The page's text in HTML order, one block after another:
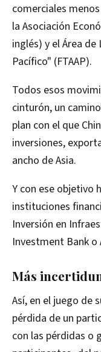
comerciales
la Asociación
inglés) y el Área
Pacífico" (FTAAP).
Todos esos
cinturón, un
plan con el que
inversiones,
ancho de Asia.
Y con ese objetivo
instituciones
Inversión en
Investment Bank o
Más
Así, en el juego de
pérdida de un
con las pérdidas o